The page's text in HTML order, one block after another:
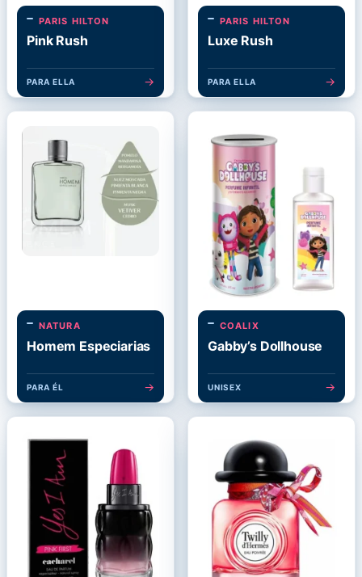
PARIS HILTON
Pink Rush
PARA ELLA →
PARIS HILTON
Luxe Rush
PARA ELLA →
NATURA
Homem Especiarias
PARA ÉL →
COALIX
Gabby’s Dollhouse
UNISEX →